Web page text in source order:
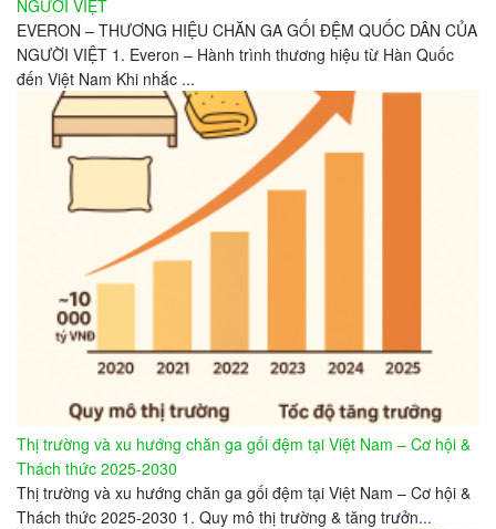
NGƯỜI VIỆT
EVERON – THƯƠNG HIỆU CHĂN GA GỐI ĐỆM QUỐC DÂN CỦA
NGƯỜI VIỆT 1. Everon – Hành trình thương hiệu từ Hàn Quốc
đến Việt Nam Khi nhắc ...
Thị trường và xu hướng chăn ga gối đệm tại Việt Nam – Cơ hội &
Thách thức 2025-2030
Thị trường và xu hướng chăn ga gối đệm tại Việt Nam – Cơ hội &
Thách thức 2025-2030 1. Quy mô thị trường & tăng trưởn...